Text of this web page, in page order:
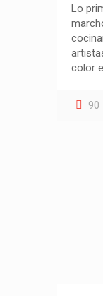
Lo
color
90